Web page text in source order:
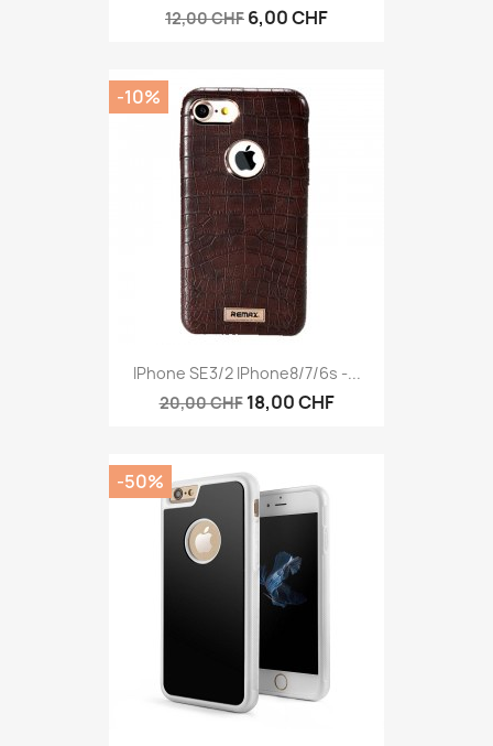
12,00 CHF 6,00 CHF
IPhone SE3/2 IPhone8/7/6s -...
20,00 CHF 18,00 CHF
-10%
-50%